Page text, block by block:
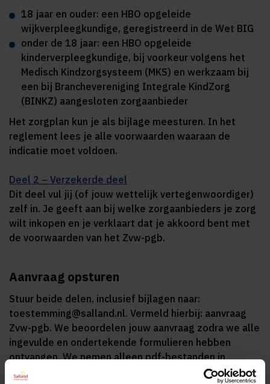
18 jaar en ouder: een HBO opgeleide
wijkverpleegkundige, geregistreerd in de Wet BIG
onder de 18 jaar: een HBO opgeleide
kinderverpleegkundige, bij voorkeur volgens het
Medisch Kindzorgsysteem (MKS) en werkzaam bij
een bij Branchevereniging Integrale KindZorg
(BINKZ) aangesloten zorgaanbieder
Het zorgplan kun je als bijlage meesturen. In het
reglement lees je alle voorwaarden waaraan de
indicatie moet voldoen.
Deel 2 – Verzekerde deel
Dit deel vul jij (of jouw wettelijk vertegenwoordiger)
zelf in. Je geeft aan bij welke zorgaanbieders je zorg
wilt inkopen en je verklaart dat je akkoord bent met
de voorwaarden van het Zvw-pgb.
Aanvraag opsturen
Stuur beide delen, inclusief bijlagen naar:
toestemming@salland.nl. Vermeld hierbij: aanvraag
Zvw-pgb. We beoordelen jouw aanvraag zodra we alle
ingevulde en ondertekende formulieren hebben
ontvangen. We nemen alleen pdf-bestanden in
behandeling, geen losse foto's. Als informatie